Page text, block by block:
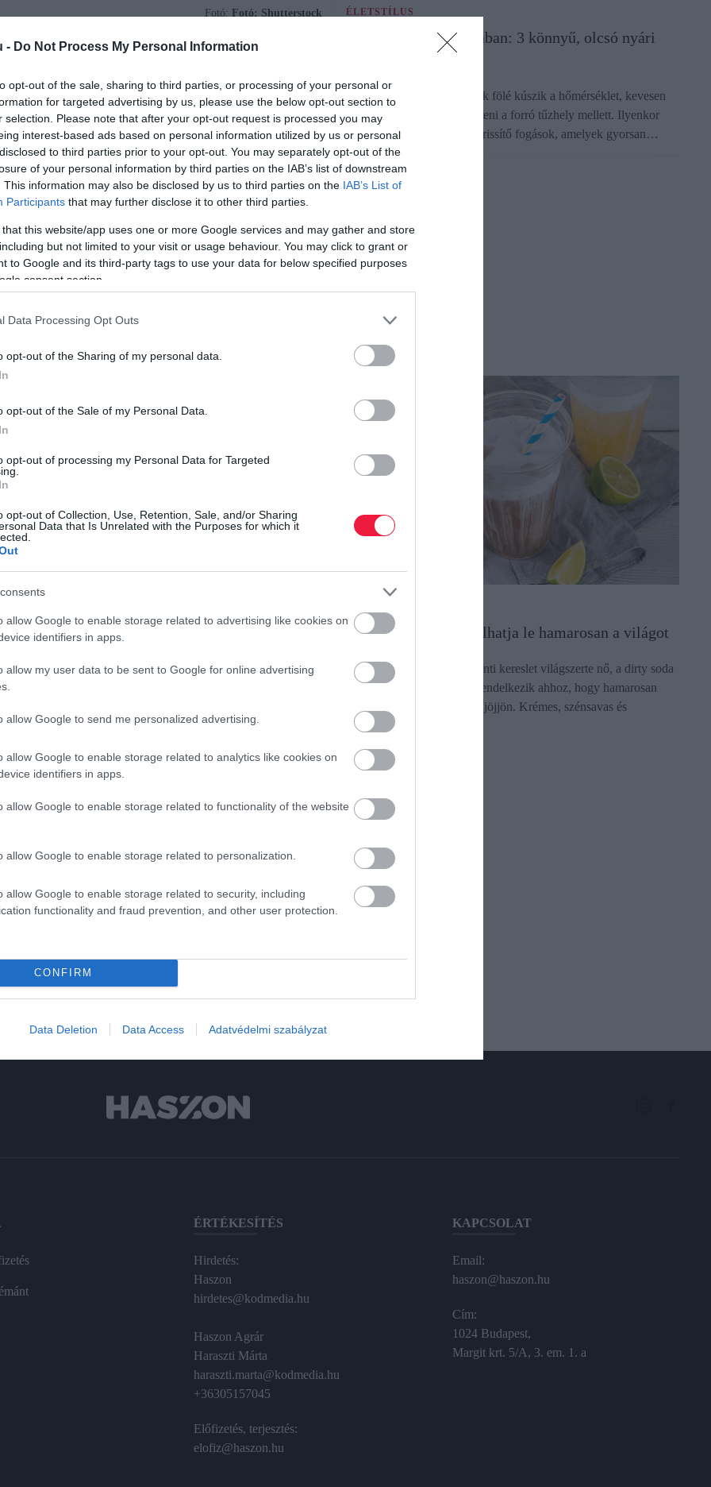
- Do Not Process My Personal Information
opt-out of the sale, sharing to third parties, or processing of your personal or
for targeted advertising by us, please use the below opt-out section to
selection. Please note that after your opt-out request is processed you may
interest-based ads based on personal information utilized by us or personal
to third parties prior to your opt-out. You may separately opt-out of the
of your personal information by third parties on the IAB’s list of downstream
This information may also be disclosed by us to third parties on the IAB’s List of
Participants that may further disclose it to other third parties.
that this website/app uses one or more Google services and may gather and store
but not limited to your visit or usage behaviour. You may click to grant or
to Google and its third-party tags to use your data for below specified purposes
consent section.
Data Processing Opt Outs
opt-out of the Sharing of my personal data.
opt-out of the Sale of my Personal Data.
opt-out of processing my Personal Data for Targeted
opt-out of Collection, Use, Retention, Sale, and/or Sharing
Data that Is Unrelated with the Purposes for which it
allow Google to enable storage related to advertising like cookies on
identifiers in apps.
allow my user data to be sent to Google for online advertising
allow Google to send me personalized advertising.
allow Google to enable storage related to analytics like cookies on
identifiers in apps.
allow Google to enable storage related to functionality of the website
allow Google to enable storage related to personalization.
allow Google to enable storage related to security, including
functionality and fraud prevention, and other user protection.
CONFIRM
Data Deletion Data Access Adatvédelmi szabályzat
Fotó: Fotó: Shutterstock
legkisebb területű országa:
óceáni szigetállam, Nauru
Az így szerzett
tervezik megvalósítani, írja a
forrásként a Google Keresőben!
és a part menti erózió komoly veszélybe sodorja, viszont
magát a klímakatasztrófától. Éppen ezért jutottak
befolyó összegből pedig reményeik szerint
a sziget 12 500 fős lakosságának
át, akik számára kiépítenek egy
forintért) kínálja az útlevelet, amely 89 országba,
és az Egyesült Arab Emírségekbe biztosít
bűncselekmények elkövetői egyáltalán nem igényelhetik
és kizárják belőle azokat, akik az ENSZ által magas
és Észak-Koreából – érkeznének. A szigetország
később évi 42 millió dollárra is emelkedhet, ami a
ÉLETSTÍLUS
Megoldások kánikulában: 3 könnyű, olcsó nyári
Amikor odakint harminc fok fölé kúszik a hőmérséklet, kevesen
szeretnének hosszú időt tölteni a forró tűzhely mellett. Ilyenkor
kerülnek előtérbe a hideg, frissítő fogások, amelyek gyorsan…
Ez a bizarr üdítő tarolhatja le hamarosan a világot
Az alkoholmentes italok iránti kereslet világszerte nő, a dirty soda
pedig minden adottsággal rendelkezik ahhoz, hogy hamarosan
Magyarországon is divatba jöjjön. Krémes, szénsavas és
látványos…
ÉRTÉKESÍTÉS
Hirdetés:
Haszon
hirdetes@kodmedia.hu
Haszon Agrár
Haraszti Márta
haraszti.marta@kodmedia.hu
+36305157045
Előfizetés, terjesztés:
elofiz@haszon.hu
KAPCSOLAT
Email:
haszon@haszon.hu
Cím:
1024 Budapest,
Margit krt. 5/A, 3. em. 1. a